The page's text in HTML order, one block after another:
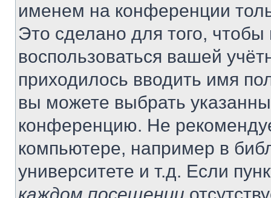
именем на конференции
Это сделано для того, чтобы
воспользоваться вашей
приходилось вводить имя
вы можете выбрать
конференцию. Не
компьютере, например в
университете и т.д. Если